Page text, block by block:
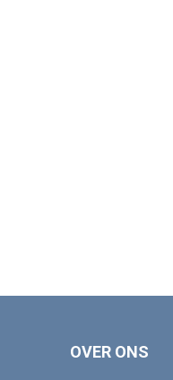
OVER ONS